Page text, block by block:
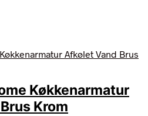
Køkkenarmatur
Krom